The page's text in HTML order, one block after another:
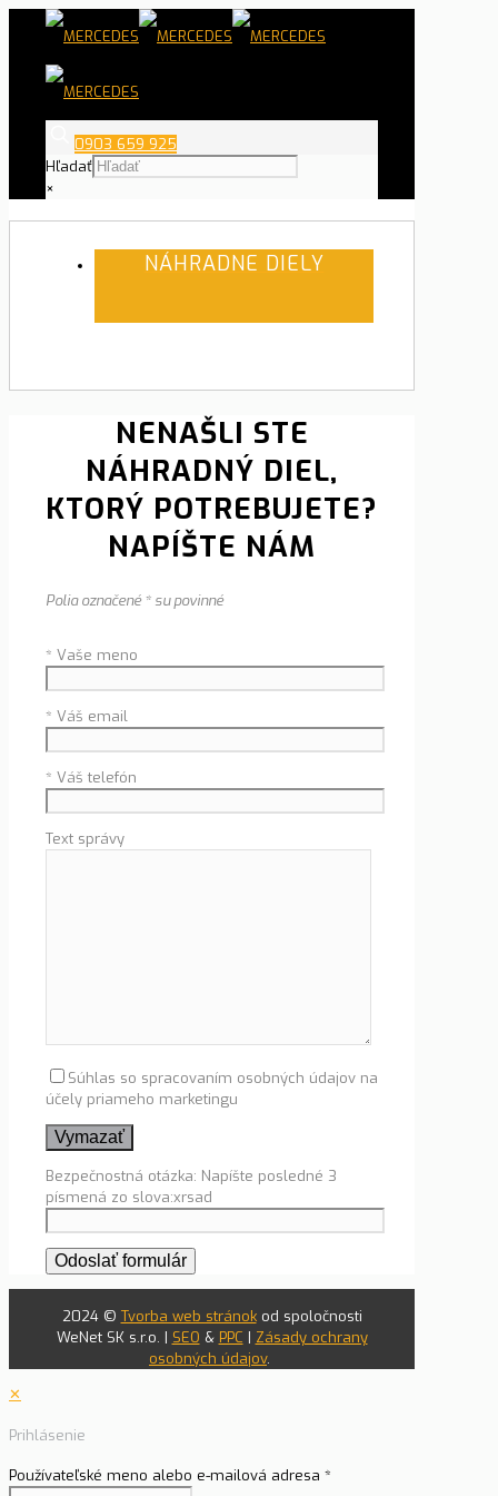
0903 659 925
Hľadať
×
NÁHRADNE DIELY
NENAŠLI STE
NÁHRADNÝ DIEL,
KTORÝ POTREBUJETE?
NAPÍŠTE NÁM
Polia označené * su povinné
* Vaše meno
* Váš email
* Váš telefón
Text správy
Súhlas so spracovaním osobných údajov na
účely priameho marketingu
Bezpečnostná otázka: Napíšte posledné 3
písmená zo slova:xrsad
2024 © Tvorba web stránokod spoločnosti
WeNet SK s.r.o. | SEO & PPC | Zásady ochrany
osobných údajov.
✕
Prihlásenie
Používateľské meno alebo e-mailová adresa *